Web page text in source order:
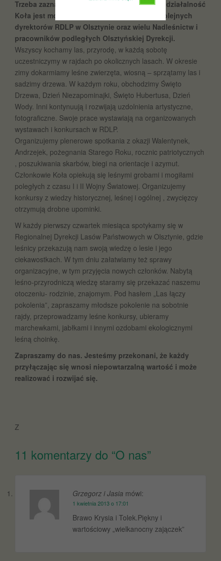
Trzeba zaznaczyć, że tak długa i różnorodna działalność
Koła jest możliwa dzięki dużemu wsparciu kolejnych
dyrektorów RDLP w Olsztynie oraz wielu Nadleśnictw i
pracowników podległych Olsztyńskiej Dyrekcji.
Wszyscy kochamy las, przyrodę, w każdą sobotę
uczestniczymy w rajdach po okolicznych lasach. W okresie
zimy dokarmiamy leśne zwierzęta, wiosną – sprzątamy las i
sadzimy drzewa. W każdym roku, obchodzimy Święto
Drzewa, Dzień Niezapominajki, Święto Hubertusa, Dzień
Wody. Inni kontynuują i rozwijają uzdolnienia artystyczne,
fotograficzne. Swoje prace wystawiają na organizowanych
wystawach i konkursach w RDLP.
Organizujemy plenerowe spotkania z okazji Walentynek,
Andrzejek, pożegnania Starego Roku, rocznic patriotycznych
, poszukiwania skarbów, biegi na orientacje i azymut.
Członkowie Koła opiekują się leśnymi grobami i mogiłami
poległych z czasu I i II Wojny Światowej. Organizujemy
konkursy z wiedzy historycznej, leśnej i ogólnej , zwycięzcy
otrzymują drobne upominki.
W każdy pierwszy czwartek miesiąca spotykamy się w
Regionalnej Dyrekcji Lasów Państwowych w Olsztynie, gdzie
leśnicy przekazują nam swoją wiedzę o lesie i jego
ciekawostkach. W tym dniu załatwiamy też sprawy
organizacyjne, w tym przyjęcia nowych członków. Nabytą
leśno-przyrodniczą wiedzę staramy się przekazać naszemu
otoczeniu- rodzinie, znajomym. Pod hasłem „Las łączy
pokolenia”, zapraszamy młodsze pokolenie na sobotnie
rajdy, przeprowadzamy leśne konkursy, ubieramy
marchewkami, jabłkami i innymi ozdobami ekologicznymi
leśną choinkę.
Zapraszamy do nas. Jesteśmy przekonani, że każdy
przyłączając się wnosi niepowtarzalną wartość i może
realizować i rozwijać się.
Z
11 komentarzy do “O nas”
Grzegorz i Jasia mówi:
1 kwietnia 2013 o 17:01
Brawo Krysia i Tolek.Piękny i
wartościowy „wielkanocny zajączek”